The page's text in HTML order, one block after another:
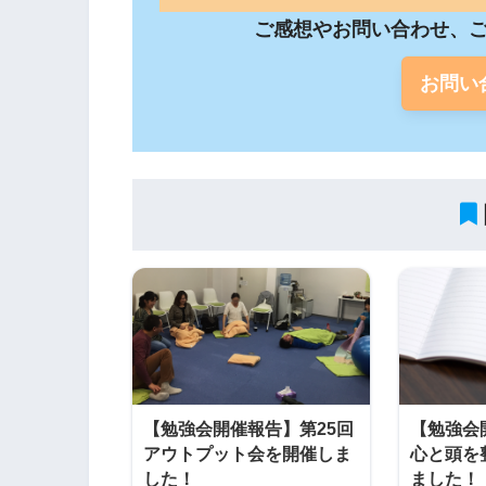
ご感想やお問い合わせ、
お問い
【勉強会開催報告】第25回
アウトプット会を開催しま
した！
【勉強
心と頭を
ました！